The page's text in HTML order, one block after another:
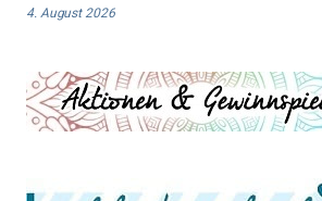
4. August 2026